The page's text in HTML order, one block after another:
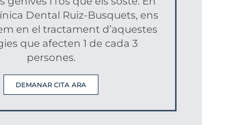
Dental Ruiz-Busquets, ens
en el tractament d’aquestes
que afecten 1 de cada 3
persones.
DEMANAR CITA ARA